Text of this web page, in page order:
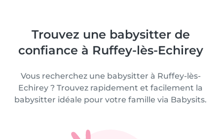
Trouvez une babysitter de
confiance à Ruffey-lès-Echirey
Vous recherchez une babysitter à Ruffey-lès-
Echirey ? Trouvez rapidement et facilement la
babysitter idéale pour votre famille via Babysits.